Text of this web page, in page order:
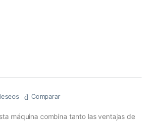
Comparar
máquina combina tanto las ventajas de